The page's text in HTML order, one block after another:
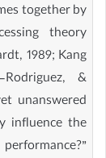
together by
theory
1989; Kang
&
unanswered
influence the